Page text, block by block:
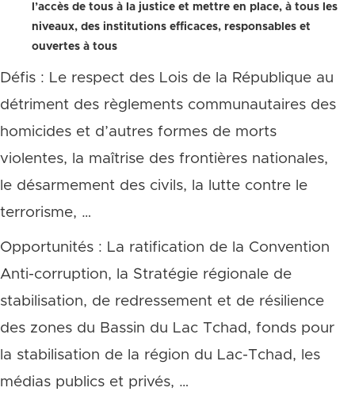
l’accès de tous à la justice et mettre en place, à tous les
niveaux, des institutions efficaces, responsables et
ouvertes à tous
Défis : Le respect des Lois de la République au
détriment des règlements communautaires des
homicides et d’autres formes de morts
violentes, la maîtrise des frontières nationales,
le désarmement des civils, la lutte contre le
terrorisme, …
Opportunités : La ratification de la Convention
Anti-corruption, la Stratégie régionale de
stabilisation, de redressement et de résilience
des zones du Bassin du Lac Tchad, fonds pour
la stabilisation de la région du Lac-Tchad, les
médias publics et privés, …